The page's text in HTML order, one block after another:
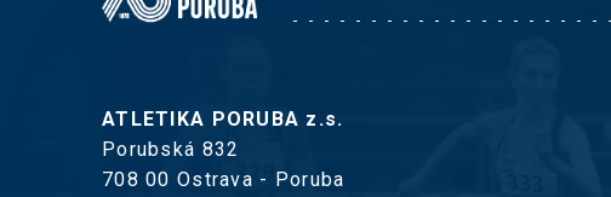
ATLETIKA PORUBA z.s.
Porubská 832
708 00 Ostrava - Poruba